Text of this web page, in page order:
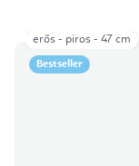
Bestseller
erős - piros - 47 cm